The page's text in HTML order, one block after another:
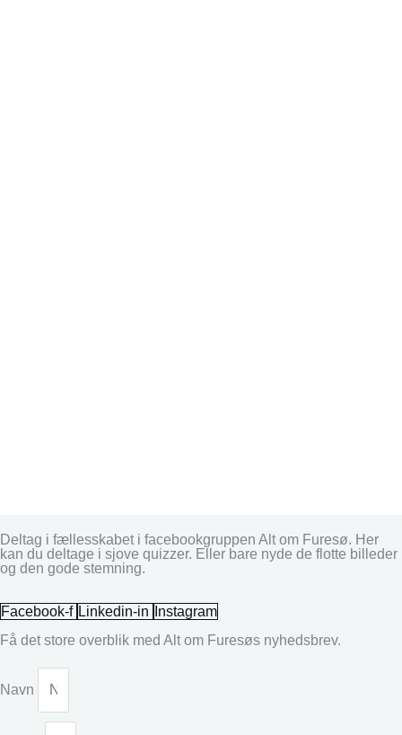
Deltag i fællesskabet i facebookgruppen Alt om Furesø. Her
kan du deltage i sjove quizzer. Eller bare nyde de flotte billeder
og den gode stemning.
Facebook-f Linkedin-in
Instagram
Få det store overblik med Alt om Furesøs nyhedsbrev.
Navn